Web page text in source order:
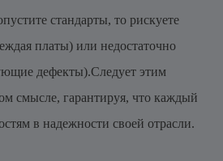
стандарты, то рискуете
платы) или недостаточно
дефекты).Следует этим
смысле, гарантируя, что каждый
в надежности своей отрасли.